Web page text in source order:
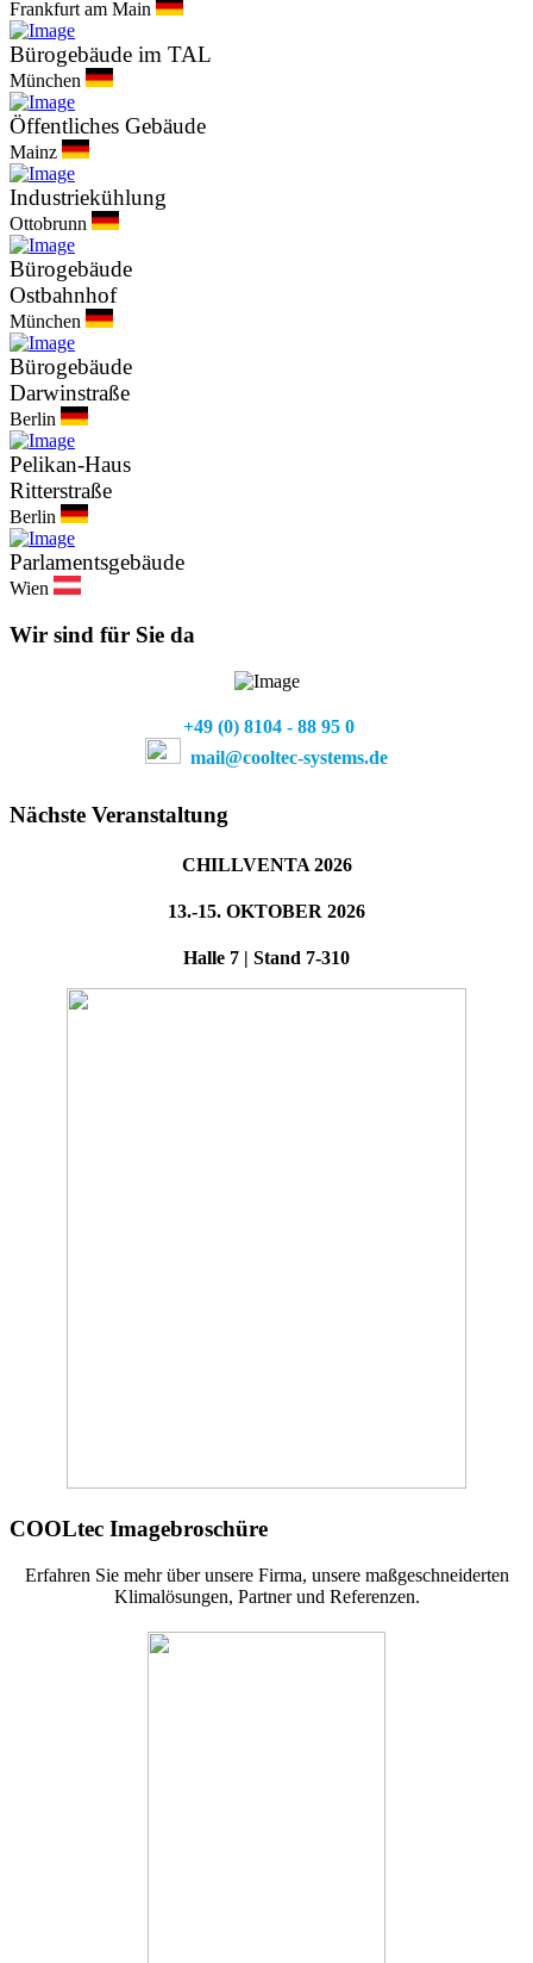
Frankfurt am Main
Bürogebäude im TAL
München
Öffentliches Gebäude
Mainz
Industriekühlung
Ottobrunn
Bürogebäude
Ostbahnhof
München
Bürogebäude
Darwinstraße
Berlin
Pelikan-Haus
Ritterstraße
Berlin
Parlamentsgebäude
Wien
Wir sind für Sie da
+49 (0) 8104 - 88 95 0
mail@cooltec-systems.de
Nächste Veranstaltung
CHILLVENTA 2026
13.-15. OKTOBER 2026
Halle 7 | Stand 7-310
COOLtec Imagebroschüre
Erfahren Sie mehr über unsere Firma, unsere maßgeschneiderten
Klimalösungen, Partner und Referenzen.